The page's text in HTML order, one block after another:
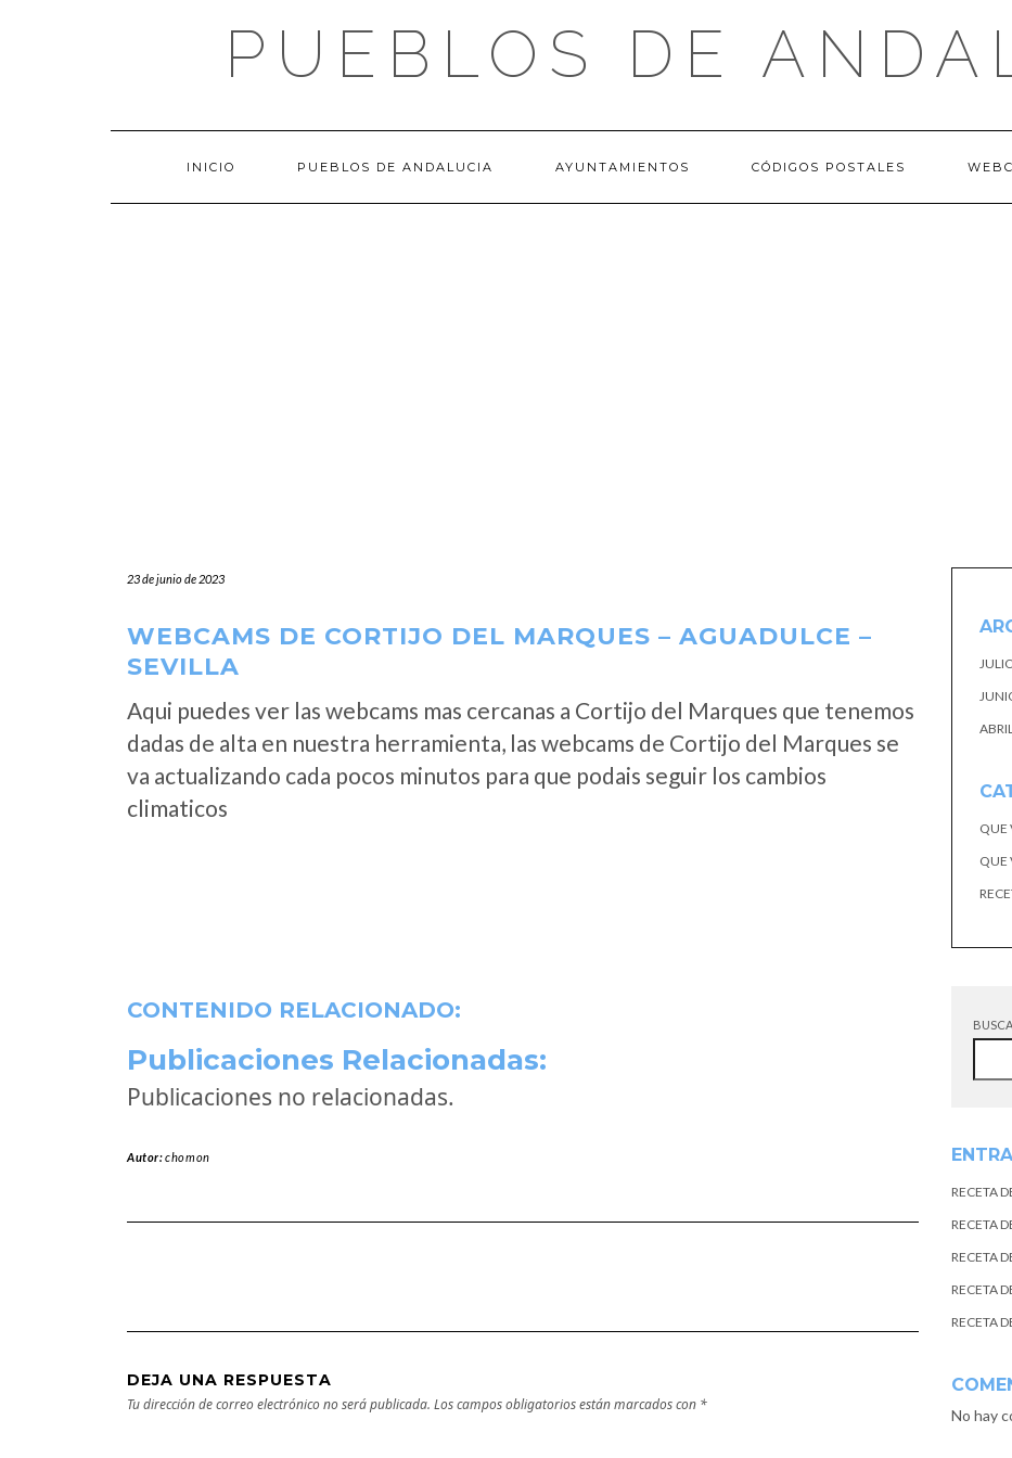
PUEBLOS DE
INICIO PUEBLOS DE ANDALUCIA AYUNTAMIENTOS CÓDIGOS POSTALES
23 de junio de 2023
WEBCAMS DE CORTIJO DEL MARQUES – AGUADULCE –
SEVILLA
Aqui puedes ver las webcams mas cercanas a Cortijo del Marques que tenemos
dadas de alta en nuestra herramienta, las webcams de Cortijo del Marques se
va actualizando cada pocos minutos para que podais seguir los cambios
climaticos
CONTENIDO RELACIONADO:
Publicaciones Relacionadas:
Publicaciones no relacionadas.
Autor:chomon
DEJA UNA RESPUESTA
Tu dirección de correo electrónico no será publicada. Los campos obligatorios están marcados con *
QUE
QUE
RECETA
RECETA
RECETA
RECETA
RECETA
No hay